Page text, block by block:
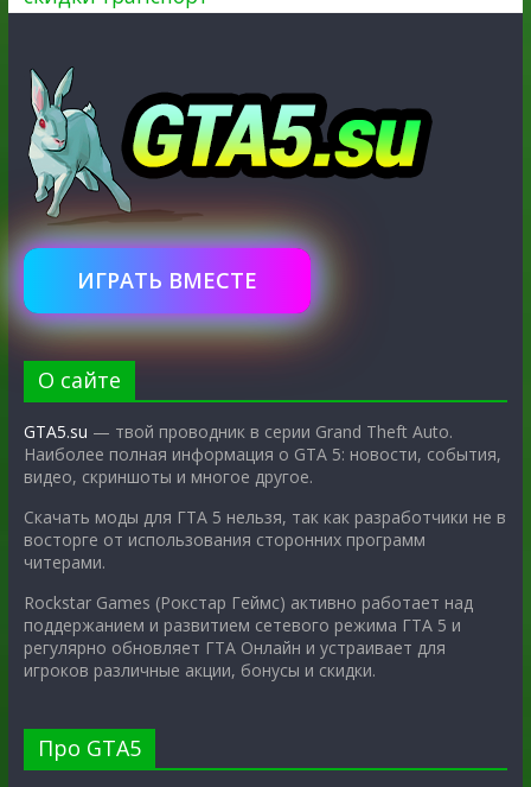
ИГРАТЬ ВМЕСТЕ
О сайте
GTA5.su — твой проводник в серии Grand Theft Auto.
Наиболее полная информация о GTA 5: новости, события,
видео, скриншоты и многое другое.
Скачать моды для ГТА 5 нельзя, так как разработчики не в
восторге от использования сторонних программ
читерами.
Rockstar Games (Рокстар Геймс) активно работает над
поддержанием и развитием сетевого режима ГТА 5 и
регулярно обновляет ГТА Онлайн и устраивает для
игроков различные акции, бонусы и скидки.
Про GTA5